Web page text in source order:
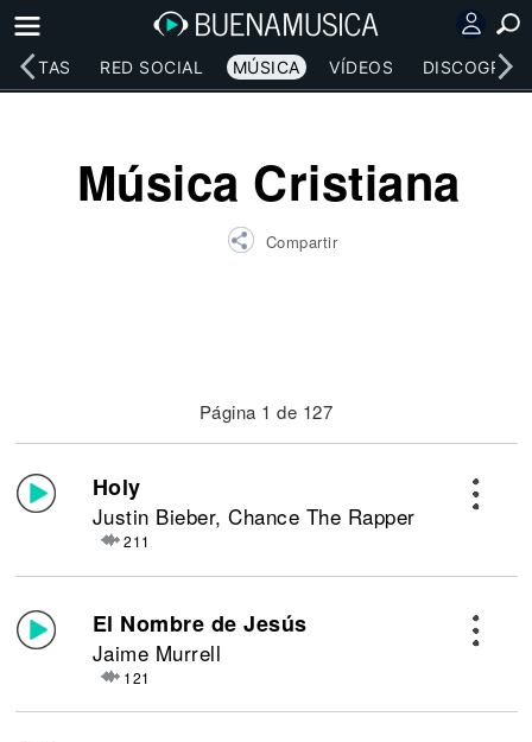
RED SOCIAL MÚSICA VÍDEOS
Música Cristiana
Compartir
Página 1 de 127
Holy
Justin Bieber, Chance The Rapper
211
El Nombre de Jesús
Jaime Murrell
121